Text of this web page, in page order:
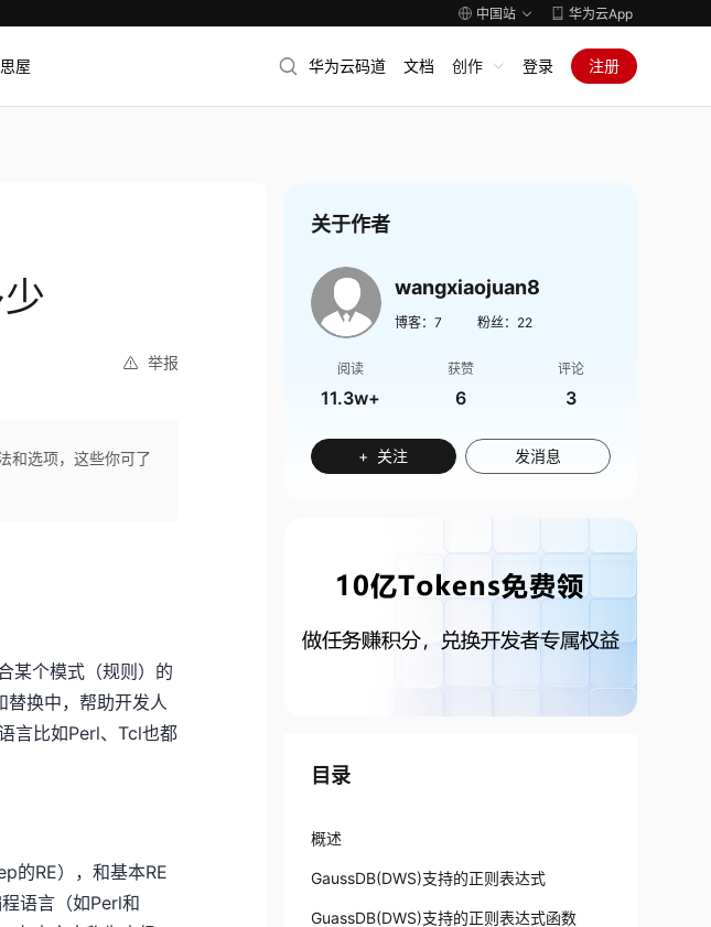
中国站 华为云App
屋 华为云码道 文档 创作 登录 注册
举报
和选项，这些你可了
某个模式（规则）的
替换中，帮助开发人
言比如Perl、Tcl也都
的RE），和基本RE
语言（如Perl和
关于作者
wangxiaojuan8
博客： 7 粉丝： 22
阅读
11.3w+
获赞
6
评论
3
+ 关注 发消息
目录
概述
GaussDB(DWS)支持的正则表达式
GuassDB(DWS)支持的正则表达式函数